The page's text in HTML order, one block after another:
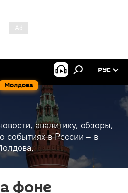
Молдова
РУС
аналитику, обзоры,
событиях в России – в
фоне